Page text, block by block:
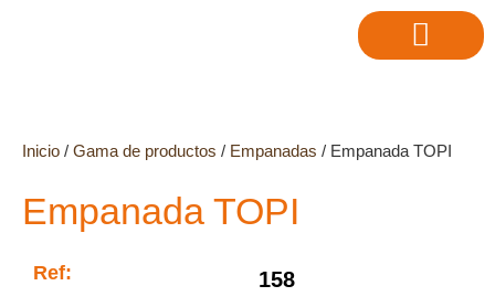
Inicio / Gama de productos / Empanadas / Empanada TOPI
Empanada TOPI
Ref: 158